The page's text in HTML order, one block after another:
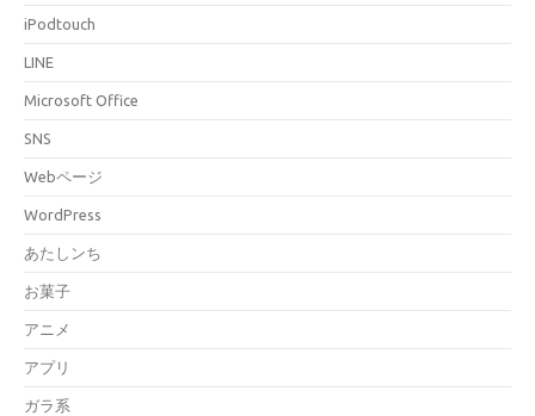
iPodtouch
LINE
Microsoft Office
SNS
Webページ
WordPress
あたしンち
お菓子
アニメ
アプリ
ガラ系